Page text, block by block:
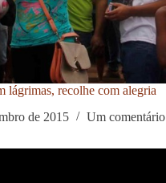
lágrimas, recolhe com alegria
de 2015
Um comentário